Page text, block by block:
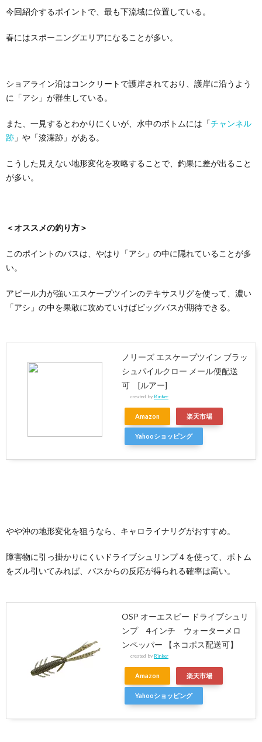
今回紹介するポイントで、最も下流域に位置している。
春にはスポーニングエリアになることが多い。
ショアライン沿はコンクリートで護岸されており、護岸に沿うよう
に「アシ」が群生している。
また、一見するとわかりにくいが、水中のボトムには「チャンネル
跡 」や「浚渫跡」がある。
こうした見えない地形変化を攻略することで、釣果に差が出ること
が多い。
＜オススメの釣り方＞
このポイントのバスは、やはり「アシ」の中に隠れていることが多
い。
アピール力が強いエスケープツインのテキサスリグを使って、濃い
「アシ」の中を果敢に攻めていけばビッグバスが期待できる。
ノリーズ エスケープツイン ブラッ
シュパイルクロー メール便配送
可 [ルアー]
created by Rinker
Amazon 楽天市場
Yahooショッピング
やや沖の地形変化を狙うなら、キャロライナリグがおすすめ。
障害物に引っ掛かりにくいドライブシュリンプ４を使って、ボトム
をズル引いてみれば、バスからの反応が得られる確率は高い。
OSP オーエスピー ドライブシュリ
ンプ 4インチ ウォーターメロ
ンペッパー 【ネコポス配送可】
created by Rinker
Amazon 楽天市場
Yahooショッピング